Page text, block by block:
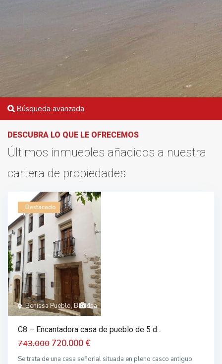
Búsqueda avanzada
DESCUBRA LO QUE LE OFRECEMOS
Últimos inmuebles añadidos a nuestra
cartera de propiedades
1
Benissa Pueblo, Benissa
Destacado
C8 – Encantadora casa de pueblo de 5 d...
743.000 720.000 €
Se trata de una casa señorial situada en pleno casco antiguo